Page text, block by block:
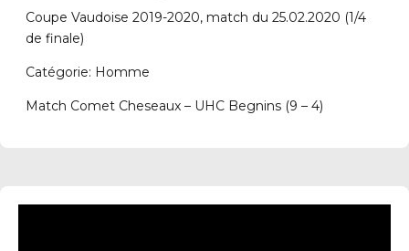
Coupe Vaudoise 2019-2020, match du 25.02.2020 (1/4
de finale)
Catégorie: Homme
Match Comet Cheseaux – UHC Begnins (9 – 4)